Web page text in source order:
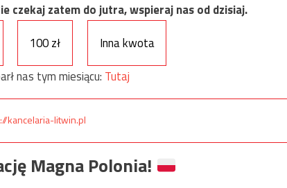
czekaj zatem do jutra, wspieraj nas od dzisiaj.
100 zł
Inna kwota
nas tym miesiącu: Tutaj
kancelaria-litwin.pl
Magna Polonia!